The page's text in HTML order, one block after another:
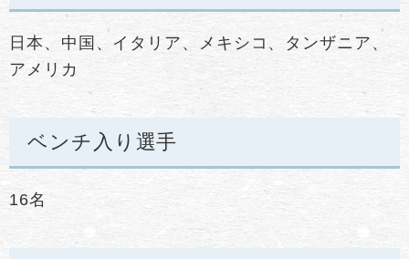
日本、中国、イタリア、メキシコ、タンザニア、
アメリカ
ベンチ入り選手
16名